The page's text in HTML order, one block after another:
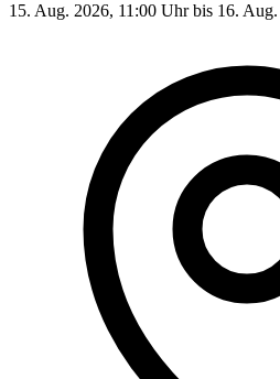
15. Aug. 2026, 11:00 Uhr bis 16.